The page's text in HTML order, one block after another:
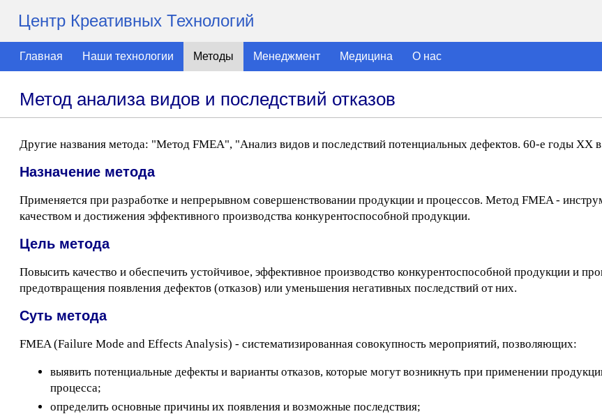
Центр Креативных Технологий
Главная Наши технологии Методы Менеджмент Медицина О нас
Метод анализа видов и последствий отказов
Другие названия метода: "Метод FMEA", "Анализ видов и последствий потенциальных дефектов. 60-е годы XX
Назначение метода
Применяется при разработке и непрерывном совершенствовании продукции и процессов. Метод FMEA -
качеством и достижения эффективного производства конкурентоспособной продукции.
Цель метода
Повысить качество и обеспечить устойчивое, эффективное производство конкурентоспособной продукции и
предотвращения появления дефектов (отказов) или уменьшения негативных последствий от них.
Суть метода
FMEA (Failure Mode and Effects Analysis) - систематизированная совокупность мероприятий, позволяющих:
выявить потенциальные дефекты и варианты отказов, которые могут возникнуть при применении
процесса;
определить основные причины их появления и возможные последствия;